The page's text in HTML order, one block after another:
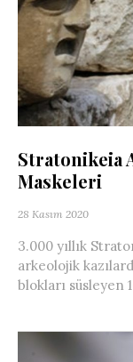
Stratonikeia
Maskeleri
28 Kasım 2020
3.000 yıllık
arkeolojik
blokları süsleyen